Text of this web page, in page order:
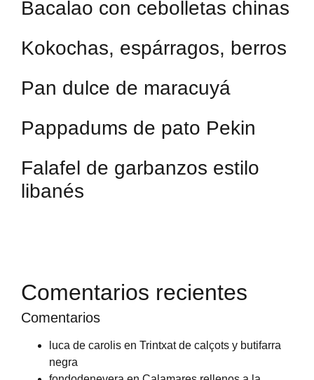
Bacalao con cebolletas chinas
Kokochas, espárragos, berros
Pan dulce de maracuyá
Pappadums de pato Pekin
Falafel de garbanzos estilo
libanés
Comentarios recientes
Comentarios
luca de carolis en Trintxat de calçots y butifarra
negra